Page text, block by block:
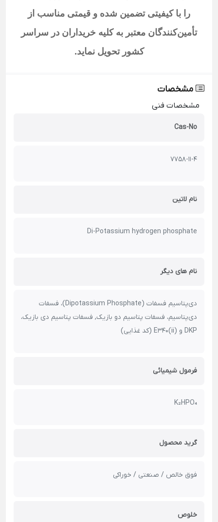
را با کیفیتی تضمین شده و قیمتی مناسب از
تأمین‌کنندگان معتبر به کلیه خریداران در سراسر
کشور تحویل نماید.
مشخصات
مشخصات فنی
Cas-No
7758-11-4
نام لاتین
Di-Potassium hydrogen phosphate
نام های دیگر
دی‌پتاسیم فسفات (Dipotassium Phosphate)، فسفات
دی‌پتاسیم، فسفات پتاسیم دو بازیک, فسفات پتاسیم دی بازیک،
DKP و E340(ii) (کد غذایی)
فرمول شیمیائی
K₂HPO₄
گرید محصول
فوق خالص / صنعتی / خوراکی
خلوص